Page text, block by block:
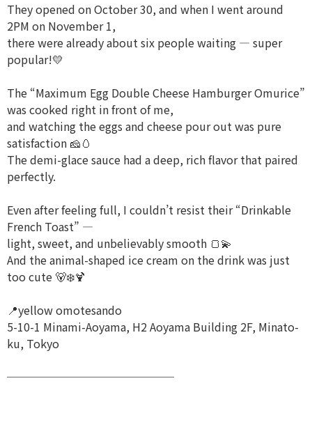
They opened on October 30, and when I went around
2PM on November 1,
there were already about six people waiting — super
popular!💛
The “Maximum Egg Double Cheese Hamburger Omurice”
was cooked right in front of me,
and watching the eggs and cheese pour out was pure
satisfaction 🧀🥚
The demi-glace sauce had a deep, rich flavor that paired
perfectly.
Even after feeling full, I couldn’t resist their “Drinkable
French Toast” —
light, sweet, and unbelievably smooth 🍞💫
And the animal-shaped ice cream on the drink was just
too cute 🐻‍❄🍹
📍yellow omotesando
5-10-1 Minami-Aoyama, H2 Aoyama Building 2F, Minato-
ku, Tokyo
───────────────